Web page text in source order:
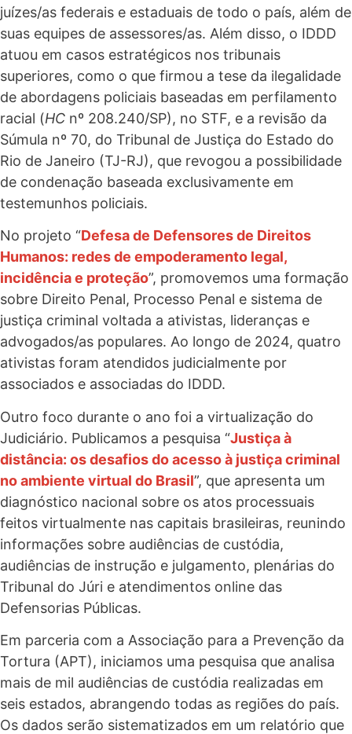
juízes/as federais e estaduais de todo o país, além de
suas equipes de assessores/as. Além disso, o IDDD
atuou em casos estratégicos nos tribunais
superiores, como o que firmou a tese da ilegalidade
de abordagens policiais baseadas em perfilamento
racial (HC nº 208.240/SP), no STF, e a revisão da
Súmula nº 70, do Tribunal de Justiça do Estado do
Rio de Janeiro (TJ-RJ), que revogou a possibilidade
de condenação baseada exclusivamente em
testemunhos policiais.
No projeto “Defesa de Defensores de Direitos
Humanos: redes de empoderamento legal,
incidência e proteção”, promovemos uma formação
sobre Direito Penal, Processo Penal e sistema de
justiça criminal voltada a ativistas, lideranças e
advogados/as populares. Ao longo de 2024, quatro
ativistas foram atendidos judicialmente por
associados e associadas do IDDD.
Outro foco durante o ano foi a virtualização do
Judiciário. Publicamos a pesquisa “Justiça à
distância: os desafios do acesso à justiça criminal
no ambiente virtual do Brasil”, que apresenta um
diagnóstico nacional sobre os atos processuais
feitos virtualmente nas capitais brasileiras, reunindo
informações sobre audiências de custódia,
audiências de instrução e julgamento, plenárias do
Tribunal do Júri e atendimentos online das
Defensorias Públicas.
Em parceria com a Associação para a Prevenção da
Tortura (APT), iniciamos uma pesquisa que analisa
mais de mil audiências de custódia realizadas em
seis estados, abrangendo todas as regiões do país.
Os dados serão sistematizados em um relatório que